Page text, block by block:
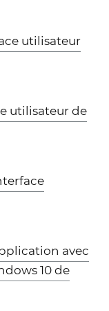
utilisateur
utilisateur de
avec
10 de